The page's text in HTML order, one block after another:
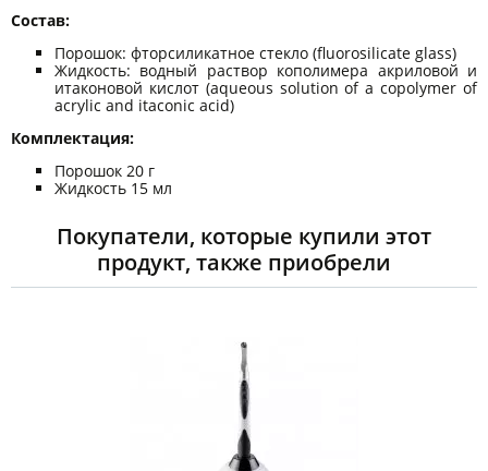
Состав:
Порошок: фторсиликатное стекло (fluorosilicate glass)
Жидкость: водный раствор кополимера акриловой и
итаконовой кислот (aqueous solution of a copolymer of
acrylic and itaconic acid)
Комплектация:
Порошок 20 г
Жидкость 15 мл
Покупатели, которые купили этот
продукт, также приобрели